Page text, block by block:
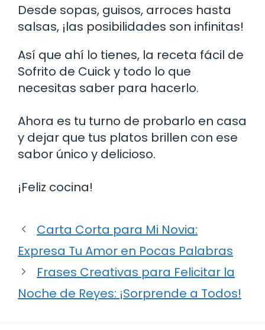
Desde sopas, guisos, arroces hasta
salsas, ¡las posibilidades son infinitas!
Así que ahí lo tienes, la receta fácil de
Sofrito de Cuick y todo lo que
necesitas saber para hacerlo.
Ahora es tu turno de probarlo en casa
y dejar que tus platos brillen con ese
sabor único y delicioso.
¡Feliz cocina!
Carta Corta para Mi Novia:
Expresa Tu Amor en Pocas Palabras
Frases Creativas para Felicitar la
Noche de Reyes: ¡Sorprende a Todos!